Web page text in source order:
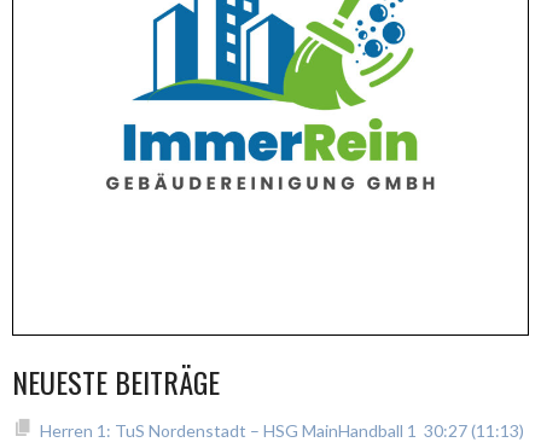
NEUESTE BEITRÄGE
Herren 1: TuS Nordenstadt – HSG MainHandball 1 30:27 (11:13)